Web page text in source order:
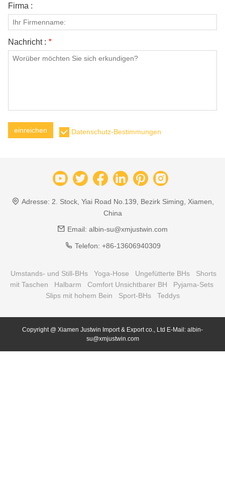
Firma :
Nachricht : *
einreichen Datenschutz-Bestimmungen
Adresse: 2. Stock, Yiai Road No.139, Bezirk Siming, Xiamen,
China
Email: albin-su@xmjustwin.com
Telefon: +86-13606940309
Umstands- und Still-BHs Yoga-Hose Ungefütterte BHs
Shorts
mit Taschen
Halbarm Comfort Unsichtbarer BH
Pyjama-Sets
Slips mit hohem Bein
Sport-BHs Teddys
Copyright @ Xiamen Justwin Import & Export co., Ltd E-Mail: albin-
su@xmjustwin.com